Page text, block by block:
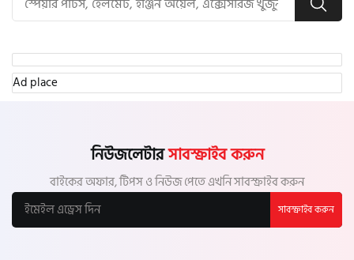
Ad place
নিউজলেটারসাবস্ক্রাইব করুন
বাইকের অফার, টিপস ও নিউজ পেতে এখনি সাবস্ক্রাইব করুন
সাবস্ক্রাইব করুন